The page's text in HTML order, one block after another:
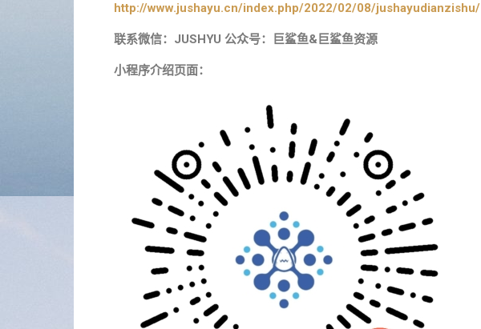
http://www.jushayu.cn/index.php/2022/02/08/jushayudianzishu/
联系微信：JUSHYU 公众号：巨鲨鱼&巨鲨鱼资源
小程序介绍页面：